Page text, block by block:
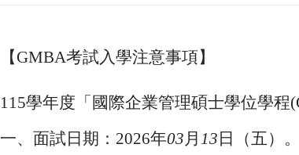
【GMBA考試入學注意事項】
115學年度「國際企業管理碩士學位學程
一、面試日期： 2026年03月 13 日（五） 。